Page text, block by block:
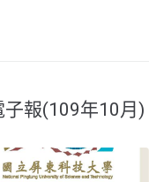
報(109年10月)